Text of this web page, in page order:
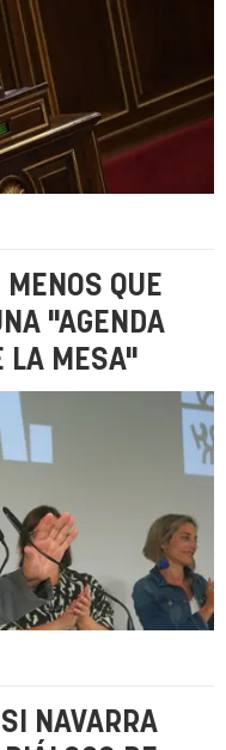
MENOS QUE
"AGENDA
LA MESA"
NAVARRA